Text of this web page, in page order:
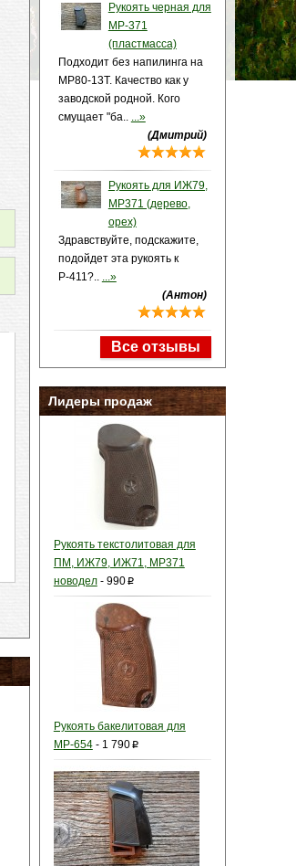
Рукоять черная для
МР-371
(пластмасса)
Подходит без напилинга на
МР80-13Т. Качество как у
заводской родной. Кого
смущает "ба.. ...»
(Дмитрий)
Рукоять для ИЖ79,
МР371 (дерево,
орех)
Здравствуйте, подскажите,
подойдет эта рукоять к
Р-411?.. ...»
(Антон)
Все отзывы
Лидеры продаж
Рукоять текстолитовая для
ПМ, ИЖ79, ИЖ71, МР371
новодел- 990p
Рукоять бакелитовая для
МР-654- 1 790p